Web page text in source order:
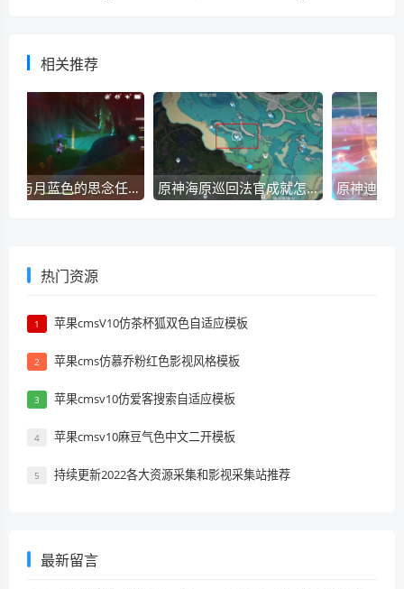
相关推荐
原神心与月蓝色的思念任务如何操作？-原神心与月蓝色的思念任务玩法攻略详细介绍 原神海原巡回法官成就怎么获得？原神海原巡回法官成就攻略
热门资源
1 苹果cmsV10仿茶杯狐双色自适应模板
2 苹果cms仿慕乔粉红色影视风格模板
3 苹果cmsv10仿爱客搜索自适应模板
4 苹果cmsv10麻豆气色中文二开模板
5 持续更新2022各大资源采集和影视采集站推荐
最新留言